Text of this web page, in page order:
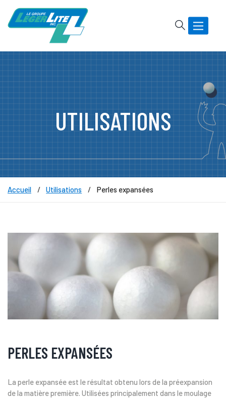
Basculer
la
Rechercher
UTILISATIONS
Accueil Utilisations Perles expansées
PERLES EXPANSÉES
La perle expansée est le résultat obtenu lors de la préexpansion
de la matière première. Utilisées principalement dans le moulage